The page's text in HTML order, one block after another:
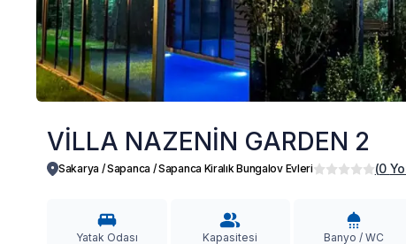
VİLLA NAZENİN GARDEN 2
Sakarya / Sapanca /Sapanca Kiralık Bungalov Evleri (0
Yatak Odası Kapasitesi Banyo / WC